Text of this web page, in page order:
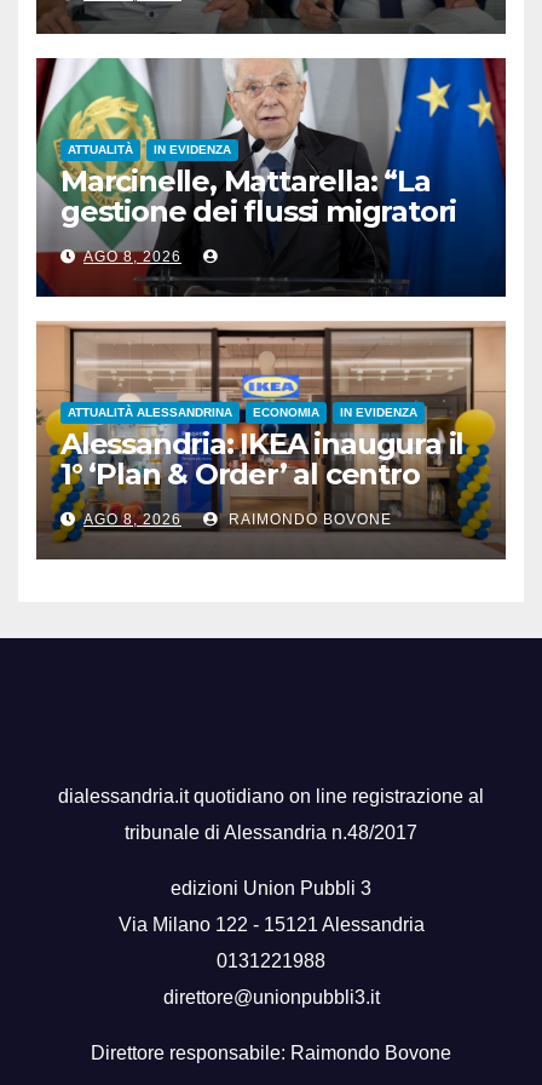
ATTUALITÀ IN EVIDENZA
Marcinelle, Mattarella: “La
gestione dei flussi migratori
rispetti la dignità delle
persone”
AGO 8, 2026
ATTUALITÀ ALESSANDRINA ECONOMIA IN EVIDENZA
Alessandria: IKEA inaugura il
1° ‘Plan & Order’ al centro
commerciale Panorama
AGO 8, 2026 RAIMONDO BOVONE
dialessandria.it quotidiano on line registrazione al
tribunale di Alessandria n.48/2017
edizioni Union Pubbli 3
Via Milano 122 - 15121 Alessandria
0131221988
direttore@unionpubbli3.it
Direttore responsabile: Raimondo Bovone